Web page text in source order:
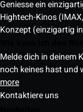
Geniesse ein
Hightech-Kinos
Konzept (einzigartig
Melde dich in deinem
noch keines hast und
more
Kontaktiere uns